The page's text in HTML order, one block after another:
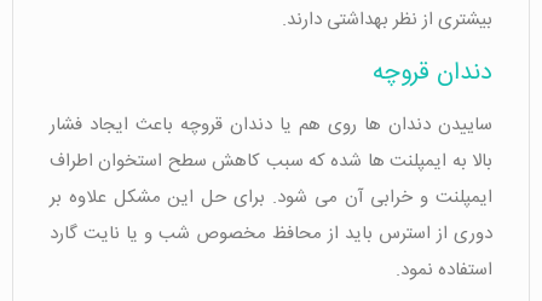
بیشتری از نظر بهداشتی دارند.
دندان قروچه
ساییدن دندان ها روی هم یا دندان قروچه باعث ایجاد فشار
بالا به ایمپلنت ها شده که سبب کاهش سطح استخوان اطراف
ایمپلنت و خرابی آن می شود. برای حل این مشکل علاوه بر
دوری از استرس باید از محافظ مخصوص شب و یا نایت گارد
استفاده نمود.